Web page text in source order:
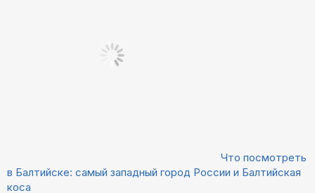
Что посмотреть
в Балтийске: самый западный город России и Балтийская
коса